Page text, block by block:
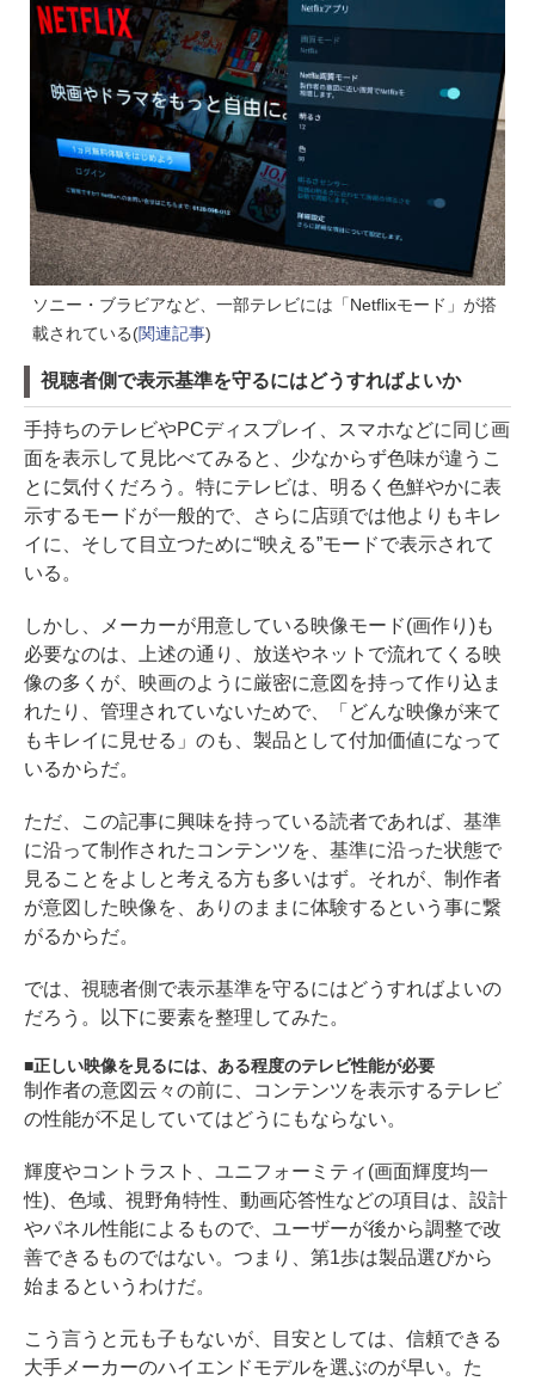
ソニー・ブラビアなど、一部テレビには「Netflixモード」が搭
載されている(関連記事)
視聴者側で表示基準を守るにはどうすればよいか
手持ちのテレビやPCディスプレイ、スマホなどに同じ画
面を表示して見比べてみると、少なからず色味が違うこ
とに気付くだろう。特にテレビは、明るく色鮮やかに表
示するモードが一般的で、さらに店頭では他よりもキレ
イに、そして目立つために“映える”モードで表示されて
いる。
しかし、メーカーが用意している映像モード(画作り)も
必要なのは、上述の通り、放送やネットで流れてくる映
像の多くが、映画のように厳密に意図を持って作り込ま
れたり、管理されていないためで、「どんな映像が来て
もキレイに見せる」のも、製品として付加価値になって
いるからだ。
ただ、この記事に興味を持っている読者であれば、基準
に沿って制作されたコンテンツを、基準に沿った状態で
見ることをよしと考える方も多いはず。それが、制作者
が意図した映像を、ありのままに体験するという事に繋
がるからだ。
では、視聴者側で表示基準を守るにはどうすればよいの
だろう。以下に要素を整理してみた。
正しい映像を見るには、ある程度のテレビ性能が必要
制作者の意図云々の前に、コンテンツを表示するテレビ
の性能が不足していてはどうにもならない。
輝度やコントラスト、ユニフォーミティ(画面輝度均一
性)、色域、視野角特性、動画応答性などの項目は、設計
やパネル性能によるもので、ユーザーが後から調整で改
善できるものではない。つまり、第1歩は製品選びから
始まるというわけだ。
こう言うと元も子もないが、目安としては、信頼できる
大手メーカーのハイエンドモデルを選ぶのが早い。た